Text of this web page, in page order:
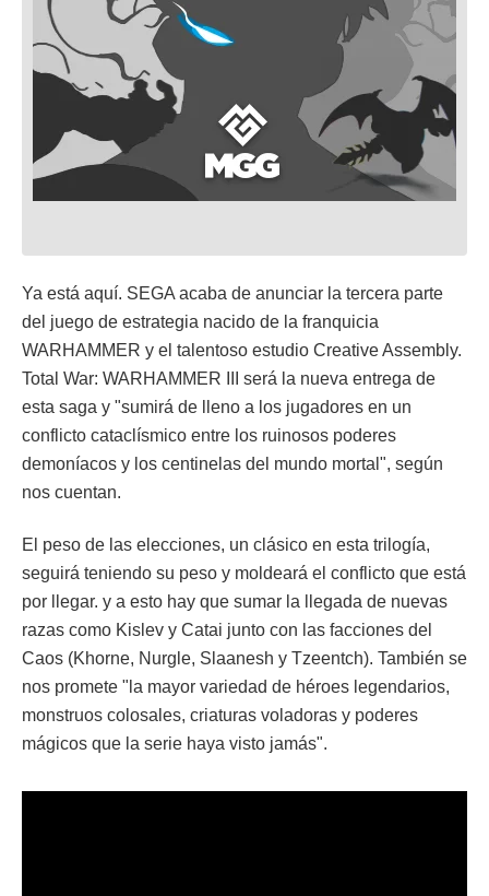
Ya está aquí. SEGA acaba de anunciar la tercera parte
del juego de estrategia nacido de la franquicia
WARHAMMER y el talentoso estudio Creative Assembly.
Total War: WARHAMMER III será la nueva entrega de
esta saga y "sumirá de lleno a los jugadores en un
conflicto cataclísmico entre los ruinosos poderes
demoníacos y los centinelas del mundo mortal", según
nos cuentan.
El peso de las elecciones, un clásico en esta trilogía,
seguirá teniendo su peso y moldeará el conflicto que está
por llegar. y a esto hay que sumar la llegada de nuevas
razas como Kislev y Catai junto con las facciones del
Caos (Khorne, Nurgle, Slaanesh y Tzeentch). También se
nos promete "la mayor variedad de héroes legendarios,
monstruos colosales, criaturas voladoras y poderes
mágicos que la serie haya visto jamás".